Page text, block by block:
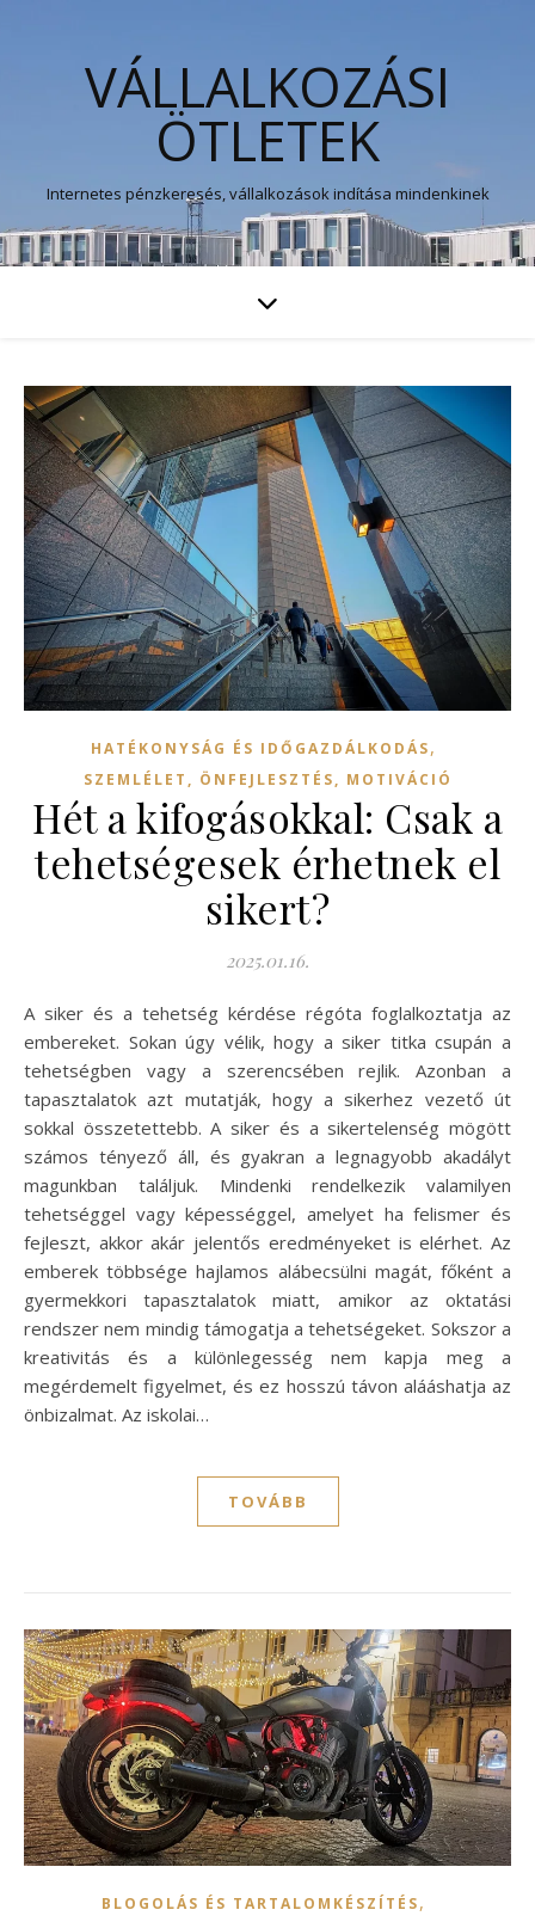
VÁLLALKOZÁSI
ÖTLETEK
Internetes pénzkeresés, vállalkozások indítása mindenkinek
HATÉKONYSÁG ÉS IDŐGAZDÁLKODÁS,
SZEMLÉLET, ÖNFEJLESZTÉS, MOTIVÁCIÓ
Hét a kifogásokkal: Csak a
tehetségesek érhetnek el
sikert?
2025.01.16.
A siker és a tehetség kérdése régóta foglalkoztatja az
embereket. Sokan úgy vélik, hogy a siker titka csupán a
tehetségben vagy a szerencsében rejlik. Azonban a
tapasztalatok azt mutatják, hogy a sikerhez vezető út
sokkal összetettebb. A siker és a sikertelenség mögött
számos tényező áll, és gyakran a legnagyobb akadályt
magunkban találjuk. Mindenki rendelkezik valamilyen
tehetséggel vagy képességgel, amelyet ha felismer és
fejleszt, akkor akár jelentős eredményeket is elérhet. Az
emberek többsége hajlamos alábecsülni magát, főként a
gyermekkori tapasztalatok miatt, amikor az oktatási
rendszer nem mindig támogatja a tehetségeket. Sokszor a
kreativitás és a különlegesség nem kapja meg a
megérdemelt figyelmet, és ez hosszú távon alááshatja az
önbizalmat. Az iskolai…
TOVÁBB
BLOGOLÁS ÉS TARTALOMKÉSZÍTÉS,